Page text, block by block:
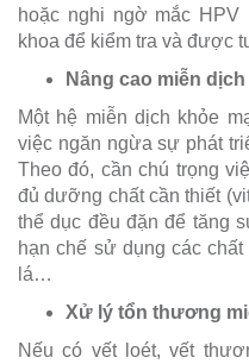
hoặc nghi ngờ mắc HPV
khoa để kiểm tra và được
Nâng cao miễn
Một hệ miễn dịch khỏe
việc ngăn ngừa sự phát
Theo đó, cần chú trọng
đủ dưỡng chất cần thiết
thể dục đều đặn để tăng
hạn chế sử dụng các
lá…
Xử lý tổn thương
Nếu có vết loét, vết